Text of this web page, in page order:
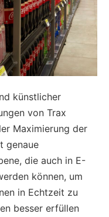
künstlicher
von Trax
Maximierung der
genaue
die auch in E-
können, um
in Echtzeit zu
besser erfüllen